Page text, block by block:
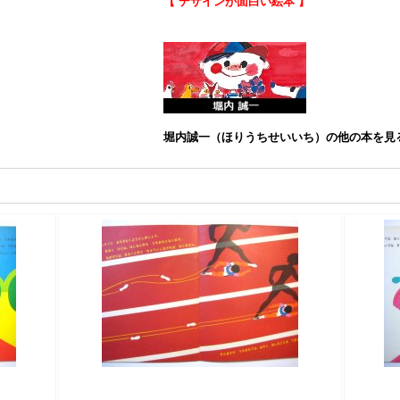
堀内誠一（ほりうちせいいち）の他の本を見